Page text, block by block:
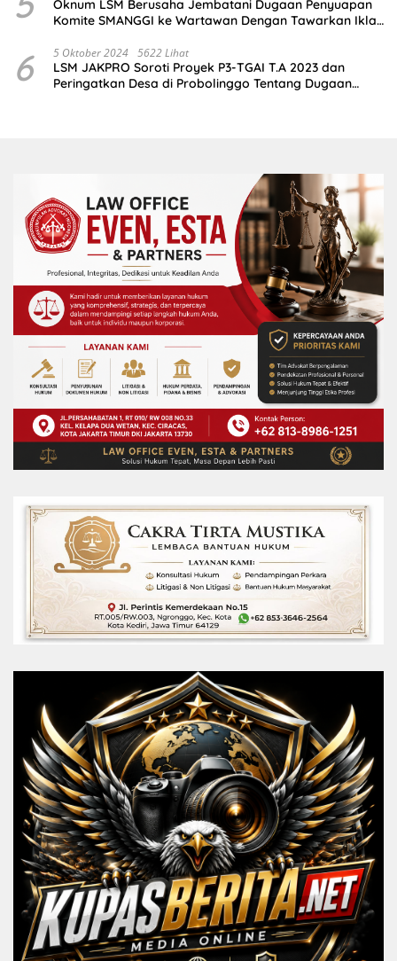
Oknum LSM Berusaha Jembatani Dugaan Penyuapan
Komite SMANGGI ke Wartawan Dengan Tawarkan Iklan
6 5 Oktober 2024 5622 Lihat
LSM JAKPRO Soroti Proyek P3-TGAI T.A 2023 dan
Peringatkan Desa di Probolinggo Tentang Dugaan